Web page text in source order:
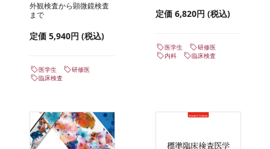
外観検査から顕微鏡検査
まで
定価 5,940円 (税込)
医学生
研修医
臨床検査
定価 6,820円 (税込)
医学生
研修医
内科
臨床検査